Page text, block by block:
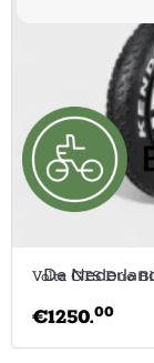
Volta GTS Duo
€1250.00
De